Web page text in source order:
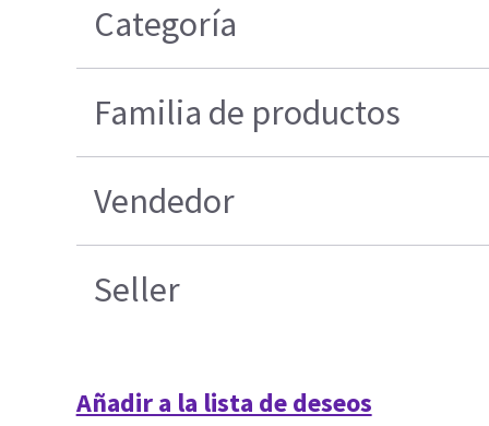
Categoría
Familia de productos
Vendedor
Seller
Añadir a la lista de deseos